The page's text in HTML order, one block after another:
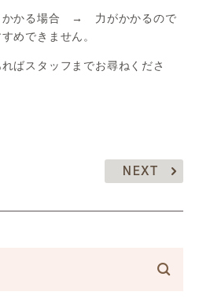
かかる場合 →
力がかかるので
めできません。
ばスタッフまでお尋ねくださ
NEXT